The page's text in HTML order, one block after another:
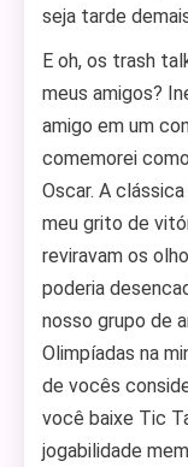
seja tarde
E oh, os trash
meus amigos?
amigo em um
comemorei
Oscar. A
meu grito de
reviravam os
poderia
nosso grupo de
Olimpíadas na
de vocês
você baixe Tic
jogabilidade